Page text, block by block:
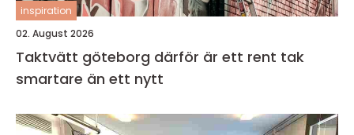
inspiration
02. August 2026
Taktvätt göteborg därför är ett rent tak
smartare än ett nytt